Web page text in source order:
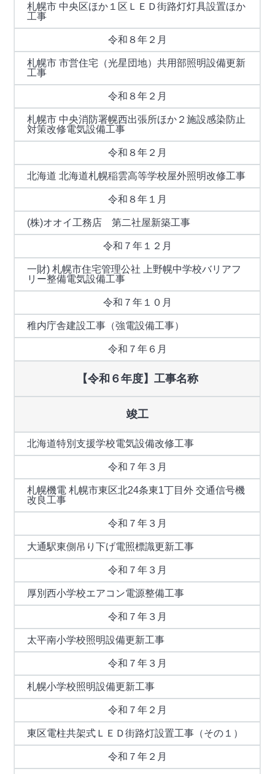
札幌市 中央区ほか１区ＬＥＤ街路灯灯具設置ほか
工事
令和８年２月
札幌市 市営住宅（光星団地）共用部照明設備更新
工事
令和８年２月
札幌市 中央消防署幌西出張所ほか２施設感染防止
対策改修電気設備工事
令和８年２月
北海道 北海道札幌稲雲高等学校屋外照明改修工事
令和８年１月
(株)オオイ工務店 第二社屋新築工事
令和７年１２月
一財) 札幌市住宅管理公社 上野幌中学校バリアフ
リー整備電気設備工事
令和７年１０月
稚内庁舎建設工事（強電設備工事）
令和７年６月
【令和６年度】工事名称
竣工
北海道特別支援学校電気設備改修工事
令和７年３月
札幌機電 札幌市東区北24条東1丁目外 交通信号機
改良工事
令和７年３月
大通駅東側吊り下げ電照標識更新工事
令和７年３月
厚別西小学校エアコン電源整備工事
令和７年３月
太平南小学校照明設備更新工事
令和７年３月
札幌小学校照明設備更新工事
令和７年２月
東区電柱共架式ＬＥＤ街路灯設置工事（その１）
令和７年２月